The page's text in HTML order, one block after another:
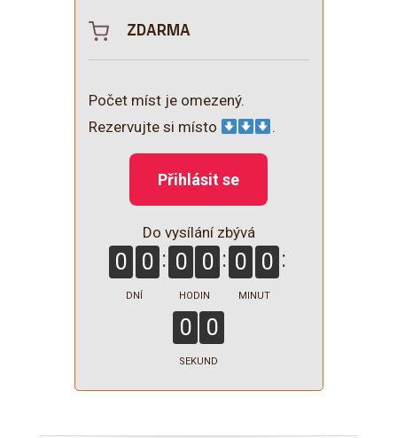
ZDARMA
Počet míst je omezený.
Rezervujte si místo
.
Přihlásit se
Do vysílání zbývá
0 0
DNÍ
0 0
HODIN
0 0
MINUT
0 0
SEKUND